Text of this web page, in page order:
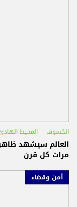
الكسوف المحيط
العالم سيشهد
مرات كل قرن
أمن وقضاء